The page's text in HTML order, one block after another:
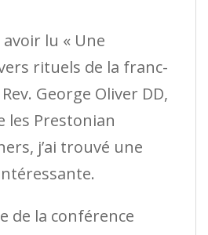
lu « Une
rituels de la franc-
George Oliver DD,
les Prestonian
j’ai trouvé une
de la conférence